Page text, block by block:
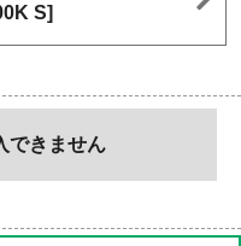
S]
できません